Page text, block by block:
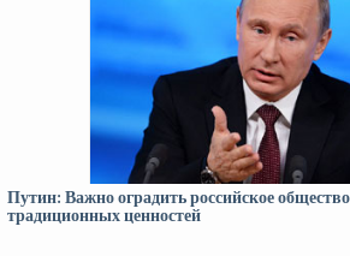
Путин: Важно оградить российское
традиционных ценностей